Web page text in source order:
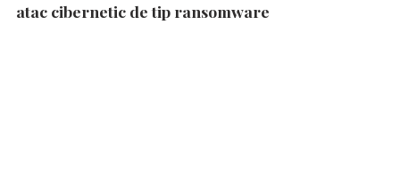
atac cibernetic de tip ransomware